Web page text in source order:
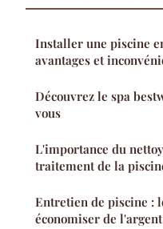
Installer une piscine
avantages et
Découvrez le spa
vous
L'importance du
traitement de la
Entretien de piscine :
économiser de l'argent